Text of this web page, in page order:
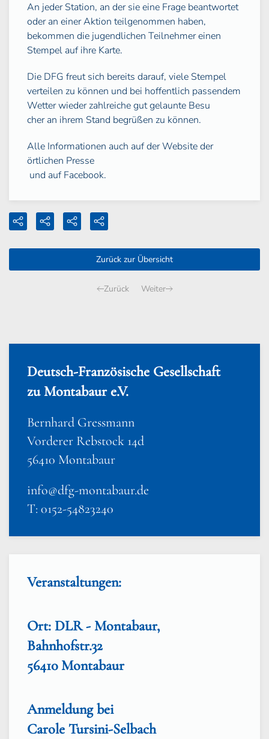
An jeder Station, an der sie eine Frage beantwortet
oder an einer Aktion teilgenommen haben,
bekommen die jugendlichen Teilnehmer einen
Stempel auf ihre Karte.
Die DFG freut sich bereits darauf, viele Stempel
verteilen zu können und bei hoffentlich passendem
Wetter wieder zahlreiche gut gelaunte Besu
cher an ihrem Stand begrüßen zu können.
Alle Informationen auch auf der Website der
örtlichen Presse
und auf Facebook.
Zurück zur Übersicht
Zurück Weiter
Deutsch-Französische Gesellschaft
zu Montabaur e.V.
Bernhard Gressmann
Vorderer Rebstock 14d
56410 Montabaur
info@dfg-montabaur.de
T: 0152-54823240
Veranstaltungen:
Ort: DLR - Montabaur,
Bahnhofstr.32
56410 Montabaur
Anmeldung bei
Carole Tursini-Selbach